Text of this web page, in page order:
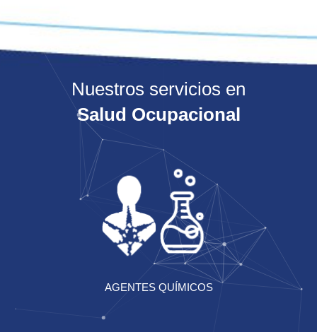
Nuestros servicios en
Salud Ocupacional
AGENTES QUÍMICOS